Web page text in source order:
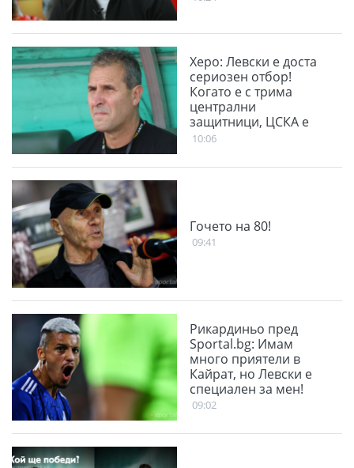
Херо: Левски е доста
сериозен отбор!
Когато е с трима
централни
защитници, ЦСКА е
много стабилен
10:06
Гочето на 80!
09:41
Рикардиньо пред
Sportal.bg: Имам
много приятели в
Кайрат, но Левски е
специален за мен!
09:02